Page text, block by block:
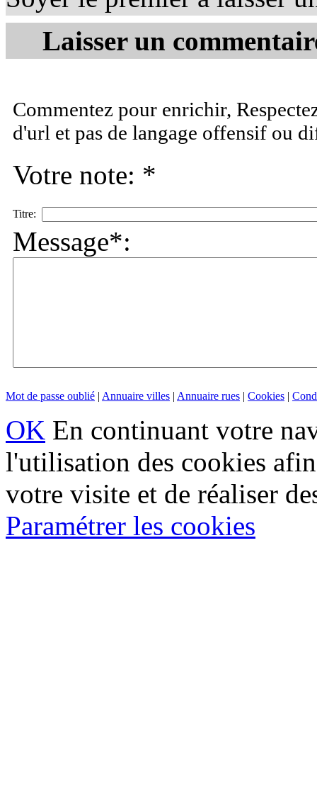
Laisser un
Commentez pour enrichir,
d'url et pas de langage offensif ou
Votre note: *
Titre:
Message*:
Mot de passe oublié | Annuaire villes | Annuaire rues | Cookies |
OK En continuant votre
l'utilisation des cookies
votre visite et de réaliser
Paramétrer les cookies